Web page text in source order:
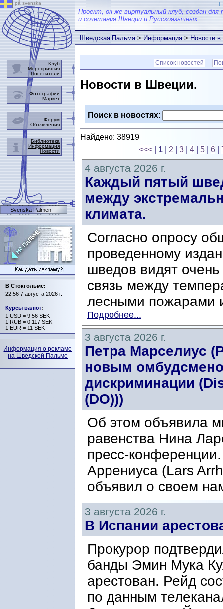
Проект, он же виртуальный клуб, создан для
и сочетания Швеции и Русскоязычных...
Шведская Пальма>Информация>Новости
Список новостей
Новости в Швеции.
Поиск в новостях:
Найдено: 38919
<<<
1 2 3 4 5 6
4 августа 2026 г.
Каждый пятый
между
климата.
Согласно опросу
проведенному
шведов видят
связь между
лесными пожарами
Подробнее...
3 августа 2026 г.
Петра Марселиус
новым
дискриминации
(DO)))
Об этом объявила
равенства Нина
пресс-
Аррениуса (Lars
объявил о своем
3 августа 2026 г.
В Испании
Прокурор
банды Эмин Мука
арестован. Рейд
по данным
på svenska
Клуб
Мероприятия
Посетители
Фотографии
Маркет
Форум
Объявления
Библиотека
Информация
Новости
Svenska Palmen
В Стокгольме:
22:56 7 августа 2026 г.
Курсы валют:
1 USD = 9,56 SEK
1 RUB = 0,117 SEK
1 EUR = 11 SEK
Информация о рекламе
на Шведской Пальме